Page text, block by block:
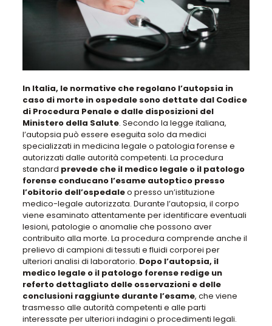
In Italia, le normative che regolano l’autopsia in
caso di morte in ospedale sono dettate dal Codice
di Procedura Penale e dalle disposizioni del
Ministero della Salute. Secondo la legge italiana,
l’autopsia può essere eseguita solo da medici
specializzati in medicina legale o patologia forense e
autorizzati dalle autorità competenti. La procedura
standard prevede che il medico legale o il patologo
forense conducano l’esame autoptico presso
l’obitorio dell’ospedaleo presso un’istituzione
medico-legale autorizzata. Durante l’autopsia, il corpo
viene esaminato attentamente per identificare eventuali
lesioni, patologie o anomalie che possono aver
contribuito alla morte. La procedura comprende anche il
prelievo di campioni di tessuti e fluidi corporei per
ulteriori analisi di laboratorio. Dopo l’autopsia, il
medico legale o il patologo forense redige un
referto dettagliato delle osservazioni e delle
conclusioni raggiunte durante l’esame, che viene
trasmesso alle autorità competenti e alle parti
interessate per ulteriori indagini o procedimenti legali.